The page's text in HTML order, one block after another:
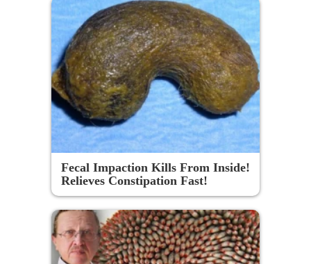
Fecal Impaction Kills From Inside!
Relieves Constipation Fast!